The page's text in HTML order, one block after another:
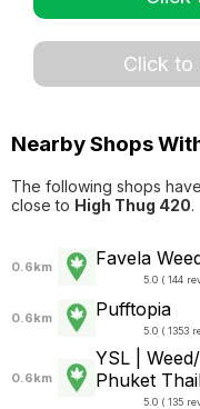
Click to
Nearby Shops
The following shops
close to High Thug 420.
0.6km Favela
5.0 ( 144
0.6km Pufftopia
5.0 ( 1353
0.6km
YSL |
Phuket
5.0 ( 135